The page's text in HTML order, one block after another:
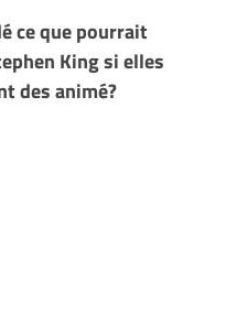
ce que pourrait
King si elles
des animé?